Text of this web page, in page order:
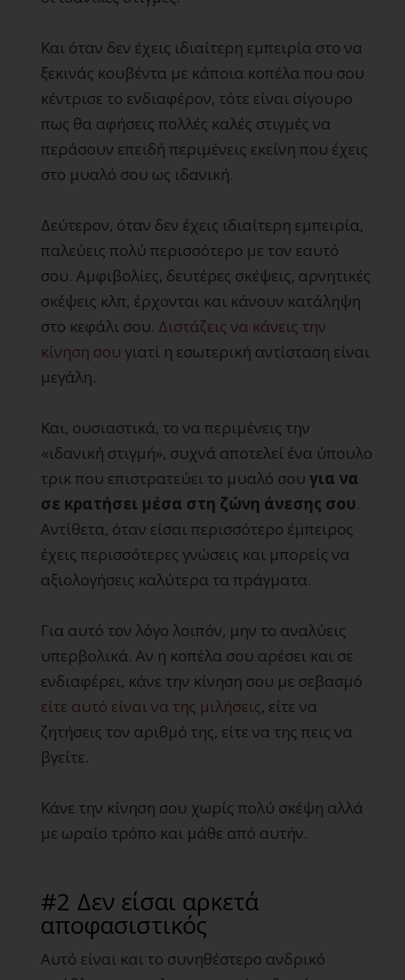
Και όταν δεν έχεις ιδιαίτερη εμπειρία στο να
ξεκινάς κουβέντα με κάποια κοπέλα που σου
κέντρισε το ενδιαφέρον, τότε είναι σίγουρο
πως θα αφήσεις πολλές καλές στιγμές να
περάσουν επειδή περιμένεις εκείνη που έχεις
στο μυαλό σου ως ιδανική.
Δεύτερον, όταν δεν έχεις ιδιαίτερη εμπειρία,
παλεύεις πολύ περισσότερο με τον εαυτό
σου. Αμφιβολίες, δευτέρες σκέψεις, αρνητικές
σκέψεις κλπ, έρχονται και κάνουν κατάληψη
στο κεφάλι σου. Διστάζεις να κάνεις την
κίνηση σου γιατί η εσωτερική αντίσταση είναι
μεγάλη.
Και, ουσιαστικά, το να περιμένεις την
«ιδανική στιγμή», συχνά αποτελεί ένα ύπουλο
τρικ που επιστρατεύει το μυαλό σου για να
σε κρατήσει μέσα στη ζώνη άνεσης σου.
Αντίθετα, όταν είσαι περισσότερο έμπειρος
έχεις περισσότερες γνώσεις και μπορείς να
αξιολογήσεις καλύτερα τα πράγματα.
Για αυτό τον λόγο λοιπόν, μην το αναλύεις
υπερβολικά. Αν η κοπέλα σου αρέσει και σε
ενδιαφέρει, κάνε την κίνηση σου με σεβασμό
είτε αυτό είναι να της μιλήσεις, είτε να
ζητήσεις τον αριθμό της, είτε να της πεις να
βγείτε.
Κάνε την κίνηση σου χωρίς πολύ σκέψη αλλά
με ωραίο τρόπο και μάθε από αυτήν.
#2 Δεν είσαι αρκετά
αποφασιστικός
Αυτό είναι και το συνηθέστερο ανδρικό